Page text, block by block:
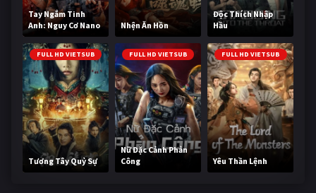
Tay Ngắm Tinh
Anh: Nguy Cơ Nano
Nhện Ăn Hồn
Độc Thích Nhập
Hầu
FULL HD VIETSUB
Tương Tây Quỷ Sự
FULL HD VIETSUB
Nữ Đặc Cảnh Phản
Công
FULL HD VIETSUB
Yêu Thần Lệnh